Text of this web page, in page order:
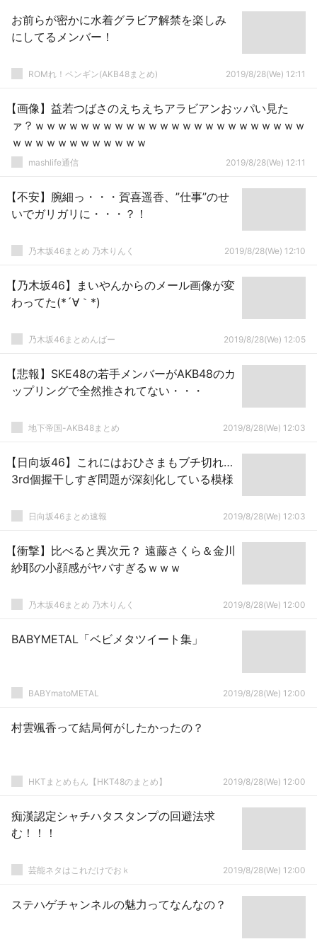
お前らが密かに水着グラビア解禁を楽しみ
にしてるメンバー！
ROMれ！ペンギン(AKB48まとめ) 2019/8/28(We) 12:11
【画像】益若つばさのえちえちアラビアンおッパい見た
ァ？ｗｗｗｗｗｗｗｗｗｗｗｗｗｗｗｗｗｗｗｗｗｗｗｗ
ｗｗｗｗｗｗｗｗｗｗｗｗ
mashlife通信 2019/8/28(We) 12:11
【不安】腕細っ・・・賀喜遥香、”仕事”のせ
いでガリガリに・・・？！
乃木坂46まとめ 乃木りんく 2019/8/28(We) 12:10
【乃木坂46】まいやんからのメール画像が変
わってた(*´∀｀*)
乃木坂46まとめんばー 2019/8/28(We) 12:05
【悲報】SKE48の若手メンバーがAKB48のカ
ップリングで全然推されてない・・・
地下帝国-AKB48まとめ 2019/8/28(We) 12:03
【日向坂46】これにはおひさまもブチ切れ…
3rd個握干しすぎ問題が深刻化している模様
日向坂46まとめ速報 2019/8/28(We) 12:03
【衝撃】比べると異次元？ 遠藤さくら＆金川
紗耶の小顔感がヤバすぎるｗｗｗ
乃木坂46まとめ 乃木りんく 2019/8/28(We) 12:00
BABYMETAL「ベビメタツイート集」
BABYmatoMETAL 2019/8/28(We) 12:00
村雲颯香って結局何がしたかったの？
HKTまとめもん【HKT48のまとめ】 2019/8/28(We) 12:00
痴漢認定シャチハタスタンプの回避法求
む！！！
芸能ネタはこれだけでおｋ 2019/8/28(We) 12:00
ステハゲチャンネルの魅力ってなんなの？